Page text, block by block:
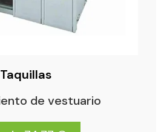
Taquillas
de vestuario